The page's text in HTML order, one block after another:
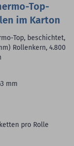
Top-
im Karton
Top, beschichtet,
Rollenkern, 4.800
mm
pro Rolle